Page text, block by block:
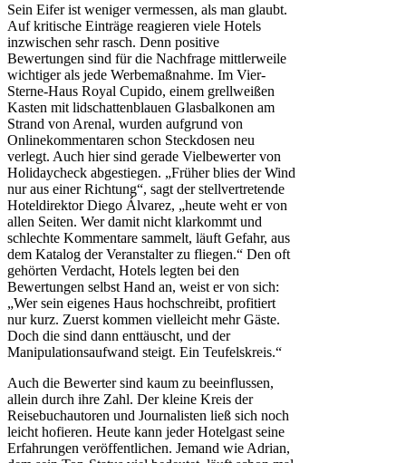
Sein Eifer ist weniger vermessen, als man glaubt.
Auf kritische Einträge reagieren viele Hotels
inzwischen sehr rasch. Denn positive
Bewertungen sind für die Nachfrage mittlerweile
wichtiger als jede Werbemaßnahme. Im Vier-
Sterne-Haus Royal Cupido, einem grellweißen
Kasten mit lidschattenblauen Glasbalkonen am
Strand von Arenal, wurden aufgrund von
Onlinekommentaren schon Steckdosen neu
verlegt. Auch hier sind gerade Vielbewerter von
Holidaycheck abgestiegen. „Früher blies der Wind
nur aus einer Richtung“, sagt der stellvertretende
Hoteldirektor Diego Álvarez, „heute weht er von
allen Seiten. Wer damit nicht klarkommt und
schlechte Kommentare sammelt, läuft Gefahr, aus
dem Katalog der Veranstalter zu fliegen.“ Den oft
gehörten Verdacht, Hotels legten bei den
Bewertungen selbst Hand an, weist er von sich:
„Wer sein eigenes Haus hochschreibt, profitiert
nur kurz. Zuerst kommen vielleicht mehr Gäste.
Doch die sind dann enttäuscht, und der
Manipulationsaufwand steigt. Ein Teufelskreis.“
Auch die Bewerter sind kaum zu beeinflussen,
allein durch ihre Zahl. Der kleine Kreis der
Reisebuchautoren und Journalisten ließ sich noch
leicht hofieren. Heute kann jeder Hotelgast seine
Erfahrungen veröffentlichen. Jemand wie Adrian,